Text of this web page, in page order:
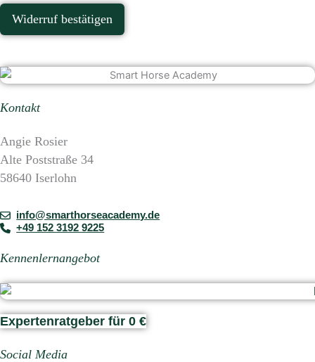
Widerruf bestätigen
Kontakt
Angie Rosier
Alte Poststraße 34
58640 Iserlohn
info@smarthorseacademy.de
+49 152 3192 9225
Kennenlernangebot
Expertenratgeber für 0 €
Social Media